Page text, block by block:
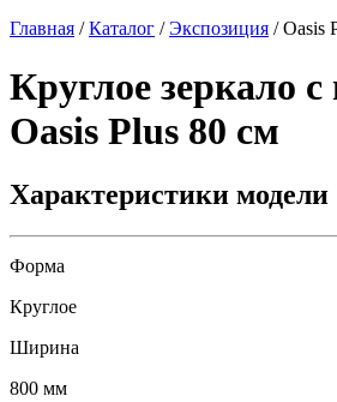
Главная /Каталог /Экспозиция /Oasis
Круглое зеркало с
Oasis Plus 80 см
Характеристики модели
Форма
Круглое
Ширина
800 мм